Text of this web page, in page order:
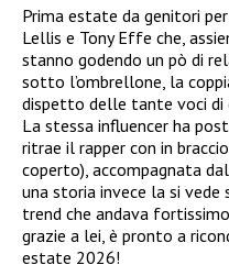
Prima estate da genitori
Lellis e Tony Effe che,
stanno godendo un pò di
sotto l’ombrellone, la
dispetto delle tante voci di
La stessa influencer ha
ritrae il rapper con in
coperto), accompagnata
una storia invece la si vede
trend che andava
grazie a lei, è pronto a
estate 2026!